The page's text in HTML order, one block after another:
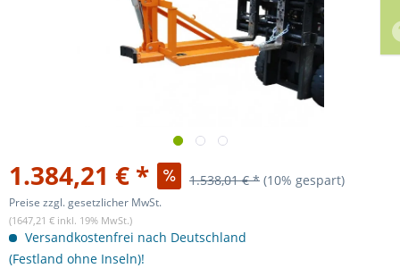
1.384,21 € * 1.538,01 € * (10% gespart)
Preise zzgl. gesetzlicher MwSt.
(1647,21 € inkl. 19% MwSt.)
Versandkostenfrei nach Deutschland
(Festland ohne Inseln)!